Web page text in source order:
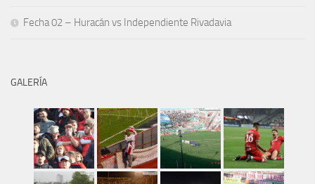
Fecha 02 – Huracán vs Independiente Rivadavia
GALERÍA